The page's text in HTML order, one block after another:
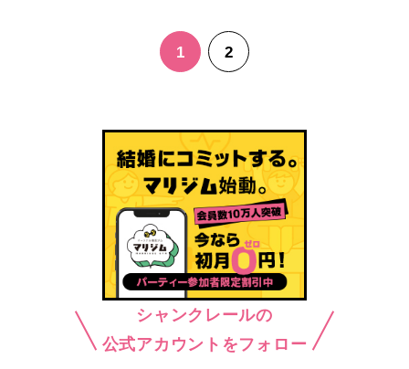
1 2
シャンクレールの
公式アカウントをフォロー